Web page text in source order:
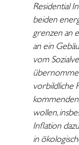
Residential
beiden
grenzen an
an ein
vom
vorbildliche
wollen,
Inflation
in